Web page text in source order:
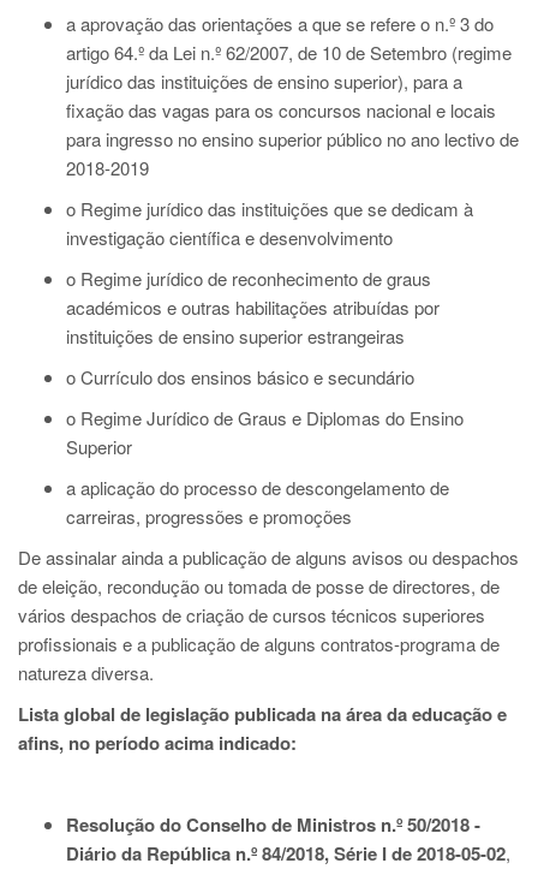
a aprovação das orientações a que se refere o n.º 3 do
artigo 64.º da Lei n.º 62/2007, de 10 de Setembro (regime
jurídico das instituições de ensino superior), para a
fixação das vagas para os concursos nacional e locais
para ingresso no ensino superior público no ano lectivo de
2018-2019
o Regime jurídico das instituições que se dedicam à
investigação científica e desenvolvimento
o Regime jurídico de reconhecimento de graus
académicos e outras habilitações atribuídas por
instituições de ensino superior estrangeiras
o Currículo dos ensinos básico e secundário
o Regime Jurídico de Graus e Diplomas do Ensino
Superior
a aplicação do processo de descongelamento de
carreiras, progressões e promoções
De assinalar ainda a publicação de alguns avisos ou despachos
de eleição, recondução ou tomada de posse de directores, de
vários despachos de criação de cursos técnicos superiores
profissionais e a publicação de alguns contratos-programa de
natureza diversa.
Lista global de legislação publicada na área da educação e
afins, no período acima indicado:
Resolução do Conselho de Ministros n.º 50/2018 -
Diário da República n.º 84/2018, Série I de 2018-05-02,